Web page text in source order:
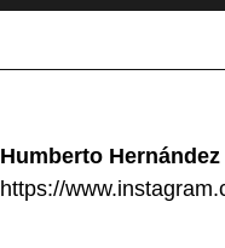
Humberto Hernández
https://